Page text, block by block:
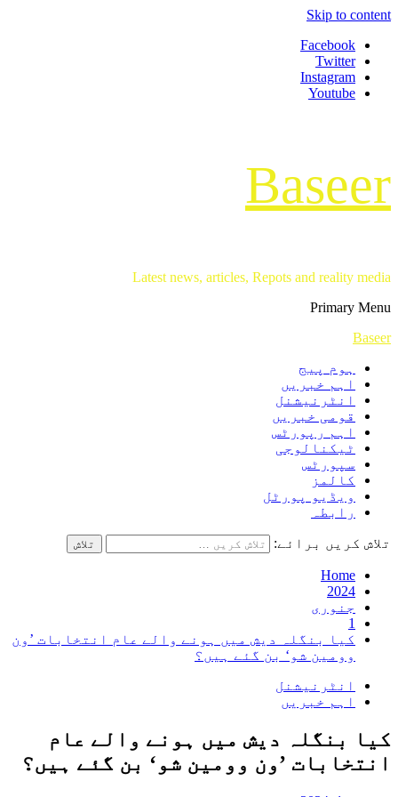
Skip to content
Facebook
Twitter
Instagram
Youtube
Baseer
Latest news, articles, Repots and reality media
Primary Menu
Baseer
ہوم پیج
اہم خبریں
انٹرنیشنل
قومی خبریں
اہم رپورٹس
ٹیکنالوجی
سپورٹس
کالمز
ویڈیو پورٹل
رابطہ
تلاش کریں برائے:
Home
2024
جنوری
1
کیا بنگلہ دیش میں ہونے والے عام انتخابات ’ون
وومین شو‘ بن گئے ہیں؟
انٹرنیشنل
اہم خبریں
کیا بنگلہ دیش میں ہونے والے عام
انتخابات ’ون وومین شو‘ بن گئے ہیں؟